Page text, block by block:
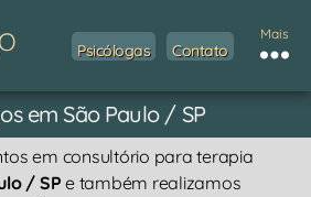
Psicólogas Contato
Mais
em São Paulo / SP
em consultório para terapia
/ SP e também realizamos